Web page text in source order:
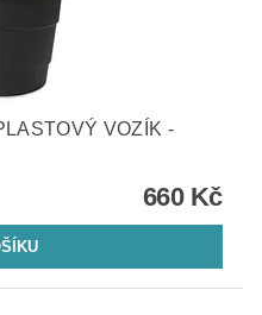
VOZÍK -
660 Kč